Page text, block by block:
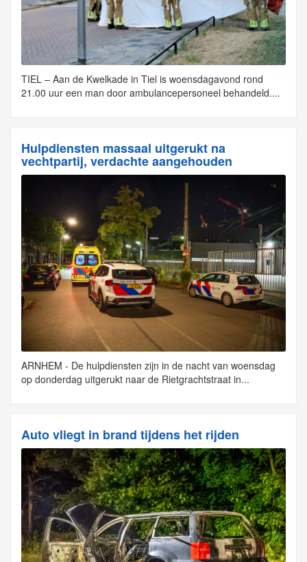
TIEL – Aan de Kwelkade in Tiel is woensdagavond rond
21.00 uur een man door ambulancepersoneel behandeld....
Hulpdiensten massaal uitgerukt na
vechtpartij, verdachte aangehouden
ARNHEM - De hulpdiensten zijn in de nacht van woensdag
op donderdag uitgerukt naar de Rietgrachtstraat in...
Auto vliegt in brand tijdens het rijden